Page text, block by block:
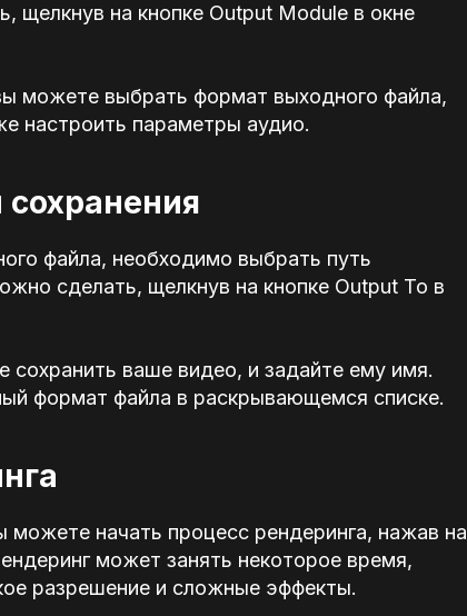
щелкнув на кнопке Output Module в окне
можете выбрать формат выходного файла,
настроить параметры аудио.
файла, необходимо выбрать путь
сделать, щелкнув на кнопке Output To в
сохранить ваше видео, и задайте ему имя.
формат файла в раскрывающемся списке.
можете начать процесс рендеринга, нажав на
может занять некоторое время,
разрешение и сложные эффекты.